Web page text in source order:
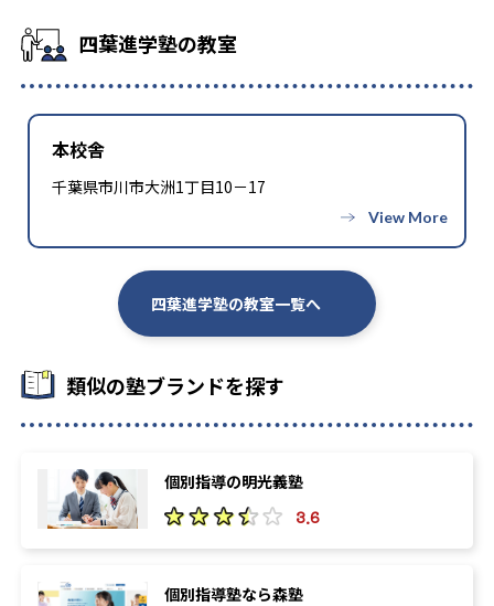
四葉進学塾の教室
本校舎
千葉県市川市大洲1丁目10－17
四葉進学塾の教室一覧へ
類似の塾ブランドを探す
個別指導の明光義塾
3.6
個別指導塾なら森塾